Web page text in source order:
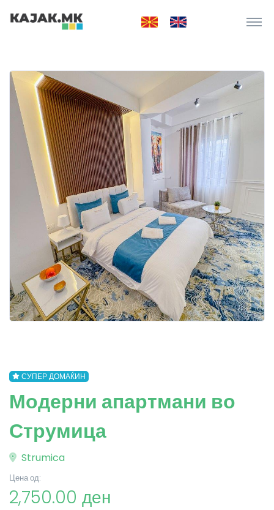
СУПЕР ДОМАЌИН
Модерни апартмани во
Струмица
Strumica
Цена од:
2,750.00 ден